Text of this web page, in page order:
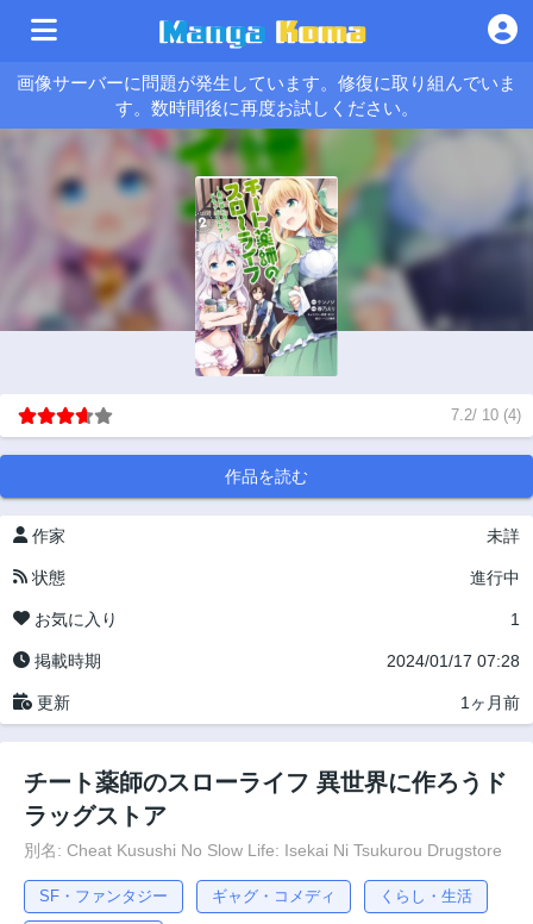
画像サーバーに問題が発生しています。修復に取り組んでいま
す。数時間後に再度お試しください。
7.2/ 10 (4)
作品を読む
作家 未詳
状態 進行中
お気に入り 1
掲載時期 2024/01/17 07:28
更新 1ヶ月前
チート薬師のスローライフ ​異世界に作ろうド
ラッグストア
別名: Cheat Kusushi No Slow Life: Isekai Ni Tsukurou Drugstore
SF・ファンタジー ギャグ・コメディ くらし・生活